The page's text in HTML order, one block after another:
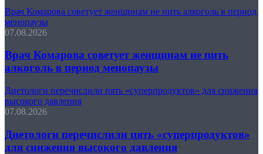
Врач Комарова советует женщинам не пить алкоголь в период
менопаузы
07.08.2026
Врач Комарова советует женщинам не пить
алкоголь в период менопаузы
Диетологи перечислили пять «суперпродуктов» для снижения
высокого давления
07.08.2026
Диетологи перечислили пять «суперпродуктов»
для снижения высокого давления